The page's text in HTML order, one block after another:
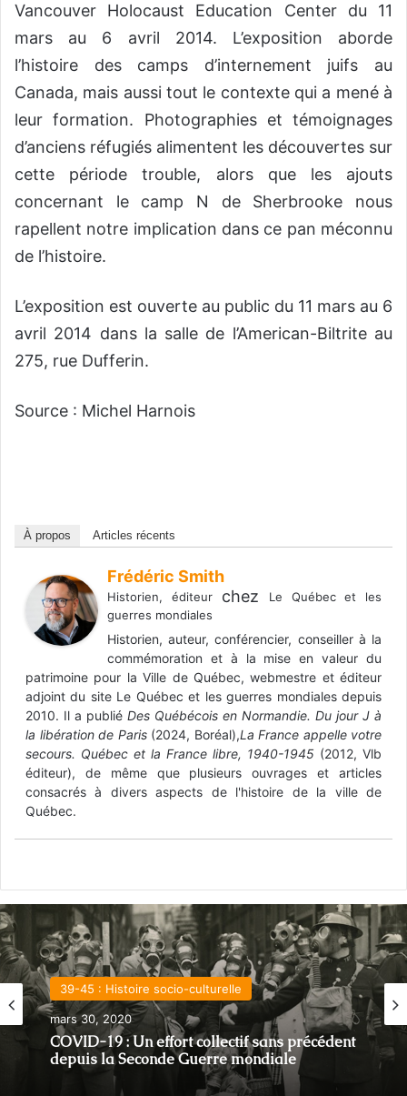
Vancouver Holocaust Education Center du 11
mars au 6 avril 2014. L’exposition aborde
l’histoire des camps d’internement juifs au
Canada, mais aussi tout le contexte qui a mené à
leur formation. Photographies et témoignages
d’anciens réfugiés alimentent les découvertes sur
cette période trouble, alors que les ajouts
concernant le camp N de Sherbrooke nous
rapellent notre implication dans ce pan méconnu
de l’histoire.
L’exposition est ouverte au public du 11 mars au 6
avril 2014 dans la salle de l’American-Biltrite au
275, rue Dufferin.
Source : Michel Harnois
À propos Articles récents
Frédéric Smith
Historien, éditeurchez
Le Québec et les
guerres mondiales
Historien, auteur, conférencier, conseiller à la
commémoration et à la mise en valeur du
patrimoine pour la Ville de Québec, webmestre et éditeur
adjoint du site Le Québec et les guerres mondiales depuis
2010. Il a publié Des Québécois en Normandie. Du jour J à
la libération de Paris (2024, Boréal),La France appelle votre
secours. Québec et la France libre, 1940-1945 (2012, Vlb
éditeur), de même que plusieurs ouvrages et articles
consacrés à divers aspects de l'histoire de la ville de
Québec.
39-45 : Histoire socio-culturelle
mars 30, 2020
COVID-19 : Un effort collectif sans précédent
depuis la Seconde Guerre mondiale